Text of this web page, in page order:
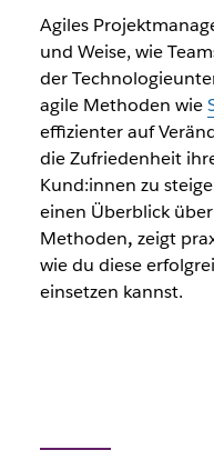
Agiles
und Weise, wie
der
agile Methoden wie
effizienterauf
die Zufriedenheit
Kund:innen zu
einen Überblick
Methoden, zeigt
wie du diese
einsetzen kannst.